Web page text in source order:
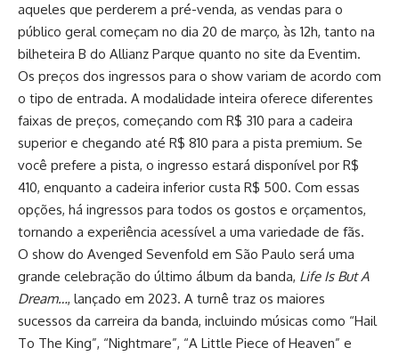
aqueles que perderem a pré-venda, as vendas para o
público geral começam no dia 20 de março, às 12h, tanto na
bilheteira B do Allianz Parque quanto no site da Eventim.
Os preços dos ingressos para o show variam de acordo com
o tipo de entrada. A modalidade inteira oferece diferentes
faixas de preços, começando com R$ 310 para a cadeira
superior e chegando até R$ 810 para a pista premium. Se
você prefere a pista, o ingresso estará disponível por R$
410, enquanto a cadeira inferior custa R$ 500. Com essas
opções, há ingressos para todos os gostos e orçamentos,
tornando a experiência acessível a uma variedade de fãs.
O show do Avenged Sevenfold em São Paulo será uma
grande celebração do último álbum da banda, Life Is But A
Dream…, lançado em 2023. A turnê traz os maiores
sucessos da carreira da banda, incluindo músicas como “Hail
To The King”, “Nightmare”, “A Little Piece of Heaven” e